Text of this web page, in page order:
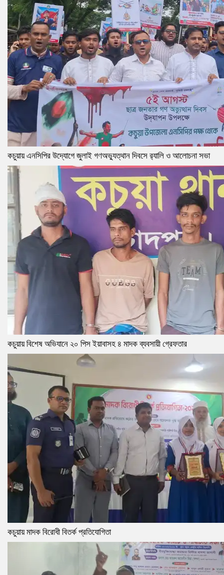
কচুয়ায় এনসিপির উদ্যোগে জুলাই গণঅভ্যুত্থান দিবসে র‌্যালি ও আলোচনা সভা
কচুয়ায় বিশেষ অভিযানে ২০ পিস ইয়াবাসহ ৪ মাদক ব্যবসায়ী গ্রেফতার
কচুয়ায় মাদক বিরোধী বিতর্ক প্রতিযোগিতা